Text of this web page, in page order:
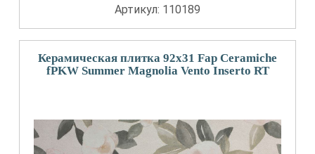
Артикул: 110189
Керамическая плитка 92x31 Fap Ceramiche
fPKW Summer Magnolia Vento Inserto RT